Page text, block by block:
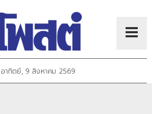
อาทิตย์, 9 สิงหาคม 2569